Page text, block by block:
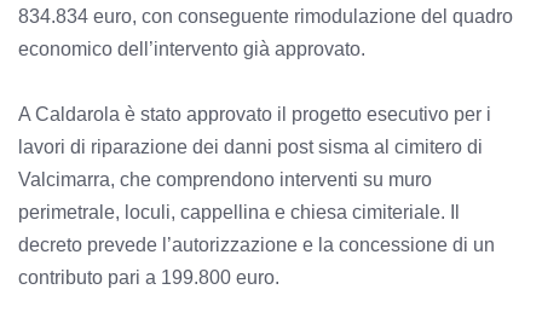
834.834 euro, con conseguente rimodulazione del quadro
economico dell’intervento già approvato.
A Caldarola è stato approvato il progetto esecutivo per i
lavori di riparazione dei danni post sisma al cimitero di
Valcimarra, che comprendono interventi su muro
perimetrale, loculi, cappellina e chiesa cimiteriale. Il
decreto prevede l’autorizzazione e la concessione di un
contributo pari a 199.800 euro.